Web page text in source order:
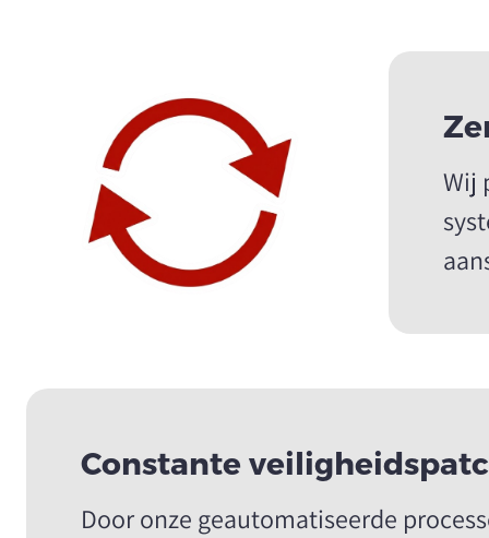
Wij
Constante
Door onze geautomatiseerde